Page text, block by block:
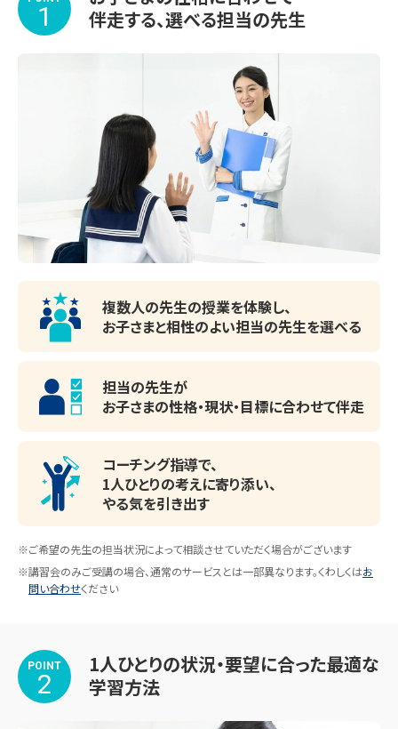
教室で何かわからないことがあれば、受付カウン
ターまでお気軽にご相談ください。
内容と一部異なります。詳しくはお問い合わせください。
【中村橋教室の合格実績】
国学院大学、芝浦工業大学、独協医科大学
・高等学校
早稲田大学高等学院、法政大学高等学校、都立竹早、都立北
・中学校
富士見、日本大学豊山女子、聖学院
【中村橋教室の指導実績】
・高等学校：新宿高校、鷺宮高校、武蔵丘高校、立教新座高
附属中学、成城中学、富士見中学校、文化学園大学杉並...な
属豊明...など
1
伴走する、選べる担当の先生
複数人の先生の授業を体験し、
お子さまと相性のよい担当の先生を選べる
担当の先生が
お子さまの性格・現状・目標に合わせて伴走
コーチング指導で、
1人ひとりの考えに寄り添い、
やる気を引き出す
※ご希望の先生の担当状況によって相談させていただく場合がございます
※講習会のみご受講の場合、通常のサービスとは一部異なります。くわしくはお
問い合わせください
POINT
2
1人ひとりの状況・要望に合った最適な
学習方法